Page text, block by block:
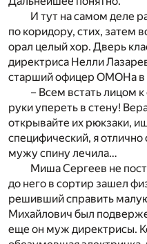
И тут на самом деле
по коридору, стих, затем
орал целый хор. Дверь
директриса Нелли
старший офицер ОМОНа в
– Всем встать лицом
руки упереть в стену!
открывайте их рюкзаки,
специфический, я отлично
мужу спину лечила…
Миша Сергеев не
до него в сортир зашел
решивший справить
Михайлович был
еще он муж директрисы.